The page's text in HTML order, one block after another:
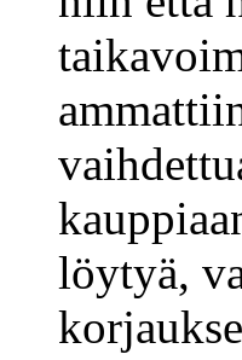
löytyä,